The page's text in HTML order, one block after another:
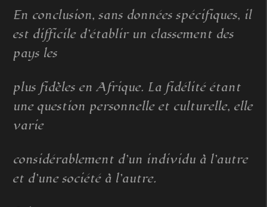
En conclusion, sans données spécifiques, il
est difficile d’établir un classement des
pays les
plus fidèles en Afrique. La fidélité étant
une question personnelle et culturelle, elle
varie
considérablement d’un individu à l’autre
et d’une société à l’autre.